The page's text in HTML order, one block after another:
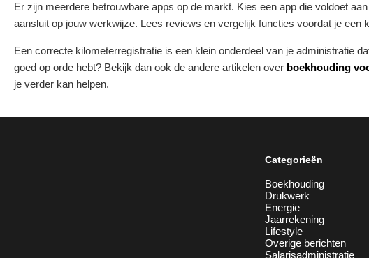
Er zijn meerdere betrouwbare apps op de markt. Kies een app die voldoet
aansluit op jouw werkwijze. Lees reviews en vergelijk functies voordat je een
Een correcte kilometerregistratie is een klein onderdeel van je administratie
goed op orde hebt? Bekijk dan ook de andere artikelen over boekhouding
je verder kan helpen.
Categorieën
Boekhouding
Drukwerk
Energie
Jaarrekening
Lifestyle
Overige berichten
Salarisadministratie